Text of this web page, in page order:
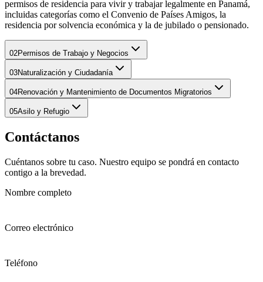
permisos de residencia para vivir y trabajar legalmente en Panamá,
incluidas categorías como el Convenio de Países Amigos, la
residencia por solvencia económica y la de jubilado o pensionado.
02Permisos de Trabajo y Negocios
03Naturalización y Ciudadanía
04Renovación y Mantenimiento de Documentos Migratorios
05Asilo y Refugio
Contáctanos
Cuéntanos sobre tu caso. Nuestro equipo se pondrá en contacto
contigo a la brevedad.
Nombre completo
Correo electrónico
Teléfono